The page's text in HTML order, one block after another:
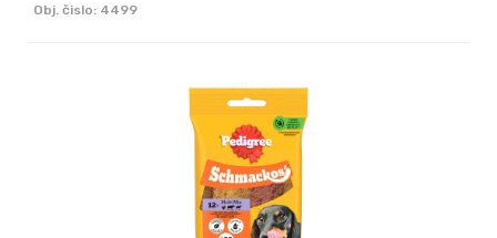
Obj. čislo: 4499